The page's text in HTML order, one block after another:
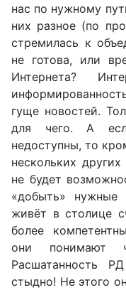
нас по нужному
них разное (по
стремилась к
не готова, или
Интернета?
гуще новостей.
для чего. А
недоступны, то
нескольких
не будет
«добыть» нужные
живёт в столице
более
они понимают
Расшатанность
стыдно! Не этого